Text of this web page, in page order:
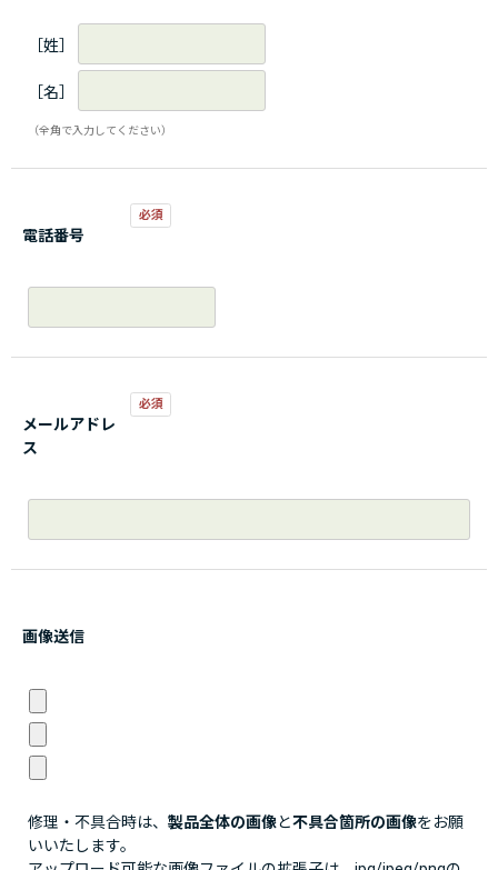
［姓］
［名］
（全角で入力してください）
電話番号
メールアドレ
ス
画像送信
修理・不具合時は、 製品全体の画像と不具合箇所の画像をお願
いいたします。